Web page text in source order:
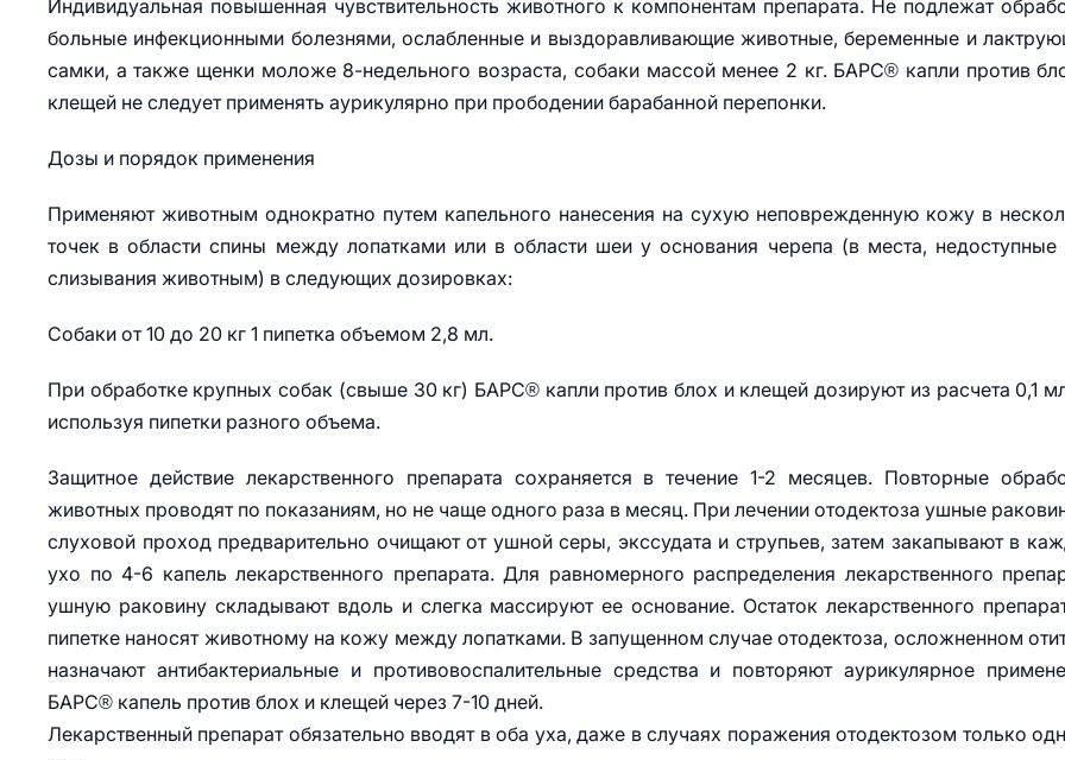
Индивидуальная повышенная чувствительность животного к компонентам препарата. Не подлежат
больные инфекционными болезнями, ослабленные и выздоравливающие животные, беременные и
самки, а также щенки моложе 8-недельного возраста, собаки массой менее 2 кг. БАРС® капли против
клещей не следует применять аурикулярно при прободении барабанной перепонки.
Дозы и порядок применения
Применяют животным однократно путем капельного нанесения на сухую неповрежденную кожу в
точек в области спины между лопатками или в области шеи у основания черепа (в места, недоступные
слизывания животным) в следующих дозировках:
Собаки от 10 до 20 кг 1 пипетка объемом 2,8 мл.
При обработке крупных собак (свыше 30 кг) БАРС® капли против блох и клещей дозируют из расчета 0,1
используя пипетки разного объема.
Защитное действие лекарственного препарата сохраняется в течение 1-2 месяцев. Повторные
животных проводят по показаниям, но не чаще одного раза в месяц. При лечении отодектоза ушные
слуховой проход предварительно очищают от ушной серы, экссудата и струпьев, затем закапывают в
ухо по 4-6 капель лекарственного препарата. Для равномерного распределения лекарственного
ушную раковину складывают вдоль и слегка массируют ее основание. Остаток лекарственного
пипетке наносят животному на кожу между лопатками. В запущенном случае отодектоза, осложненном
назначают антибактериальные и противовоспалительные средства и повторяют аурикулярное
БАРС® капель против блох и клещей через 7-10 дней.
Лекарственный препарат обязательно вводят в оба уха, даже в случаях поражения отодектозом только